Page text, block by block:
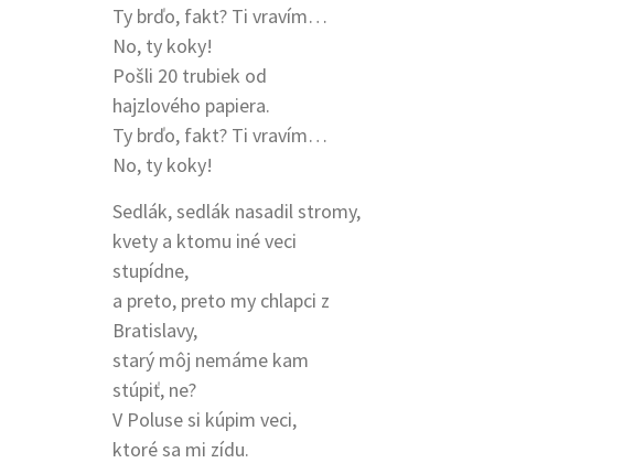
Ty brďo, fakt? Ti vravím…
No, ty koky!
Pošli 20 trubiek od
hajzlového papiera.
Ty brďo, fakt? Ti vravím…
No, ty koky!
Sedlák, sedlák nasadil stromy,
kvety a ktomu iné veci
stupídne,
a preto, preto my chlapci z
Bratislavy,
starý môj nemáme kam
stúpiť, ne?
V Poluse si kúpim veci,
ktoré sa mi zídu.